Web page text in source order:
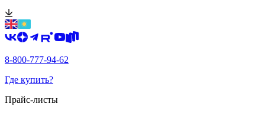
8-800-777-94-62
Где купить?
Прайс-листы